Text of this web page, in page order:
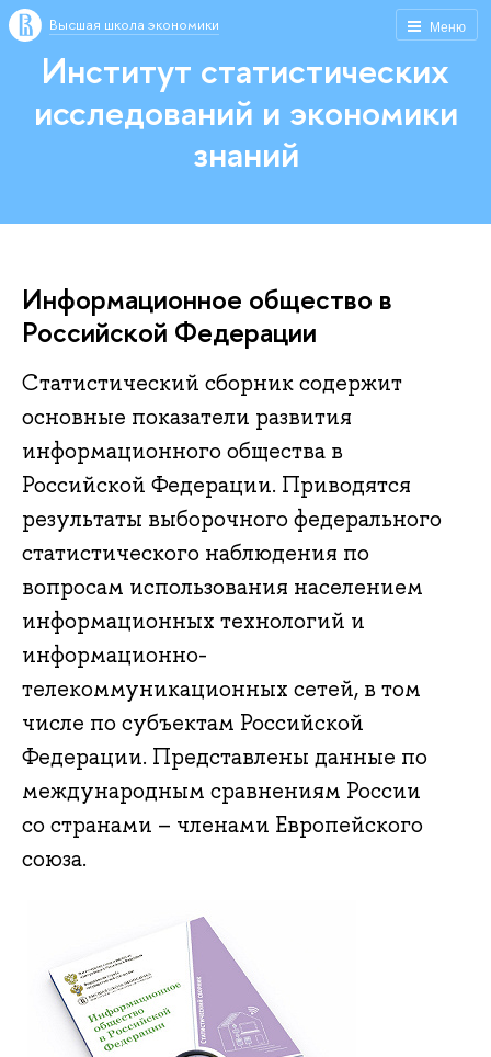
Меню
Высшая школа экономики
Институт статистических
исследований и экономики
знаний
Информационное общество в
Российской Федерации
Статистический сборник содержит
основные показатели развития
информационного общества в
Российской Федерации. Приводятся
результаты выборочного федерального
статистического наблюдения по
вопросам использования населением
информационных технологий и
информационно-
телекоммуникационных сетей, в том
числе по субъектам Российской
Федерации. Представлены данные по
международным сравнениям России
со странами – членами Европейского
союза.